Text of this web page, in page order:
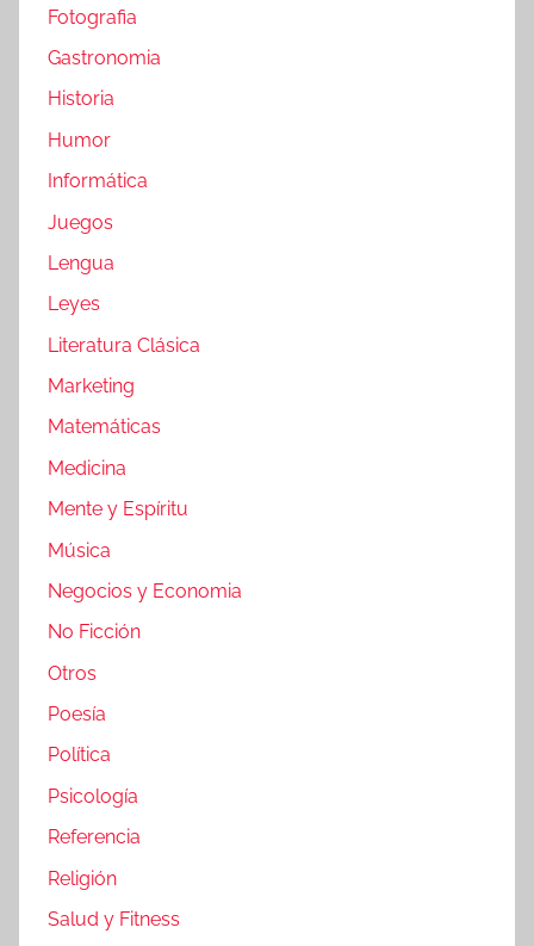
Fotografia
Gastronomia
Historia
Humor
Informática
Juegos
Lengua
Leyes
Literatura Clásica
Marketing
Matemáticas
Medicina
Mente y Espíritu
Música
Negocios y Economia
No Ficción
Otros
Poesía
Política
Psicología
Referencia
Religión
Salud y Fitness